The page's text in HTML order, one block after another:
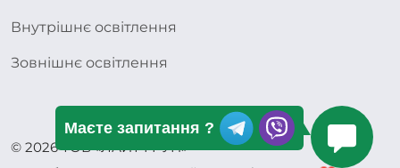
Внутрішнє освітлення
Зовнішнє освітлення
© 2026 ТОВ «ЛАЙТ ГРУП»
Маєте запитання ?